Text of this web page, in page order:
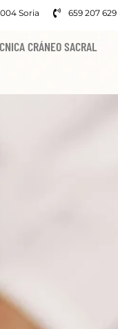
Soria 659 207 629
CRÁNEO SACRAL